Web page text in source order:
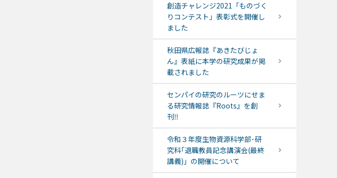
創造チャレンジ2021「ものづく
りコンテスト」表彰式を開催し
ました
秋田県広報誌『あきたびじょ
ん』表紙に本学の研究成果が掲
載されました
センパイの研究のルーツにせま
る研究情報誌『Roots』を創
刊‼
令和３年度生物資源科学部･研
究科｢退職教員記念講演会(最終
講義)」の開催について